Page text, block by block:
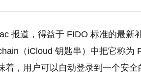
报道，得益于 FIDO 标准的最
（iCloud 钥匙串）中把它称为
着，用户可以自动登录到一个安全